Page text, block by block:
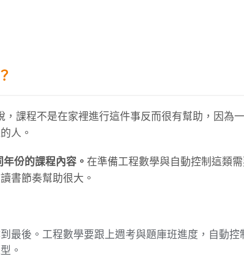
課程不是在家裡進行這件事反而很有幫助，因為
人。
份的課程內容。 在準備工程數學與自動控制這類
書節奏幫助很大。
最後。工程數學要跟上週考與題庫班進度，自動控
。